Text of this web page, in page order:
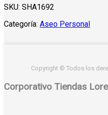
SKU: SHA1692
Categoría: Aseo Personal
Copyright © Todos los
Corporativo Tiendas